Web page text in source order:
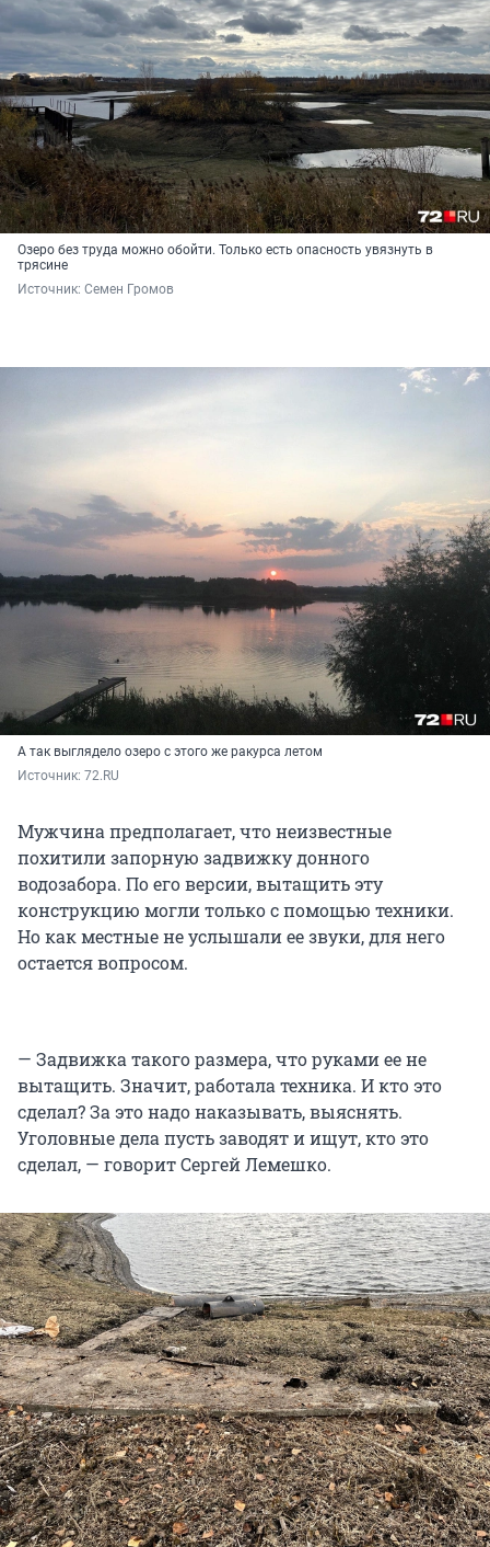
Озеро без труда можно обойти. Только есть опасность увязнуть в
трясине
Источник: Семен Громов
А так выглядело озеро с этого же ракурса летом
Источник: 72.RU
Мужчина предполагает, что неизвестные
похитили запорную задвижку донного
водозабора. По его версии, вытащить эту
конструкцию могли только с помощью техники.
Но как местные не услышали ее звуки, для него
остается вопросом.
— Задвижка такого размера, что руками ее не
вытащить. Значит, работала техника. И кто это
сделал? За это надо наказывать, выяснять.
Уголовные дела пусть заводят и ищут, кто это
сделал, — говорит Сергей Лемешко.